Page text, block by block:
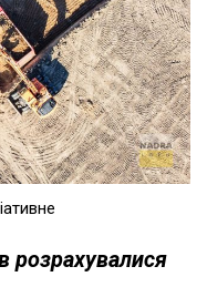
розрахувалися